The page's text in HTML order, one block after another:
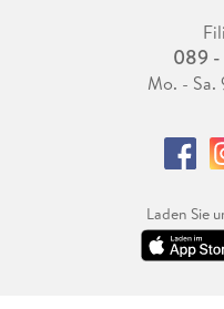
089 -
Mo. -
Laden Sie